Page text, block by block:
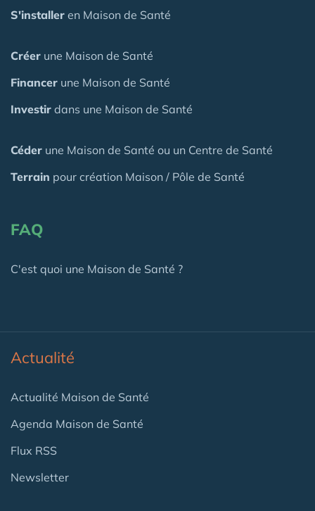
S'installer en Maison de Santé
Créer une Maison de Santé
Financer une Maison de Santé
Investir dans une Maison de Santé
Céder une Maison de Santé ou un Centre de Santé
Terrain pour création Maison / Pôle de Santé
FAQ
C'est quoi une Maison de Santé ?
Actualité
Actualité Maison de Santé
Agenda Maison de Santé
Flux RSS
Newsletter